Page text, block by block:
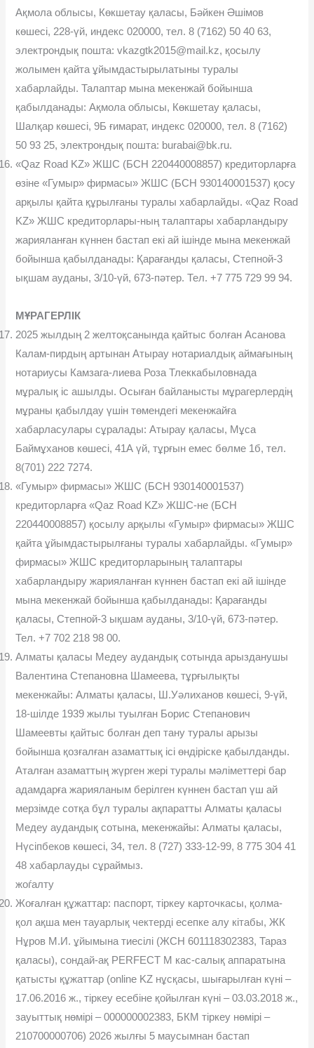
Ақмола облысы, Көкшетау қаласы, Бəйкен Əшімов
көшесі, 228-үй, индекс 020000, тел. 8 (7162) 50 40 63,
электрондық пошта: vkazgtk2015@mail.kz, қосылу
жолымен қайта ұйымдастырылатыны туралы
хабарлайды. Талаптар мына мекенжай бойынша
қабылданады: Ақмола облысы, Көкшетау қаласы,
Шалқар көшесі, 9Б ғимарат, индекс 020000, тел. 8 (7162)
50 93 25, электрондық пошта: burabai@bk.ru.
«Qaz Road KZ» ЖШС (БСН 220440008857) кредиторларға
өзіне «Гумыр» фирмасы» ЖШС (БСН 930140001537) қосу
арқылы қайта құрылғаны туралы хабарлайды. «Qaz Road
KZ» ЖШС кредиторлары-ның талаптары хабарландыру
жарияланған күннен бастап екі ай ішінде мына мекенжай
бойынша қабылданады: Қарағанды қаласы, Степной-3
ықшам ауданы, 3/10-үй, 673-пəтер. Тел. +7 775 729 99 94.
МҰРАГЕРЛIК
2025 жылдың 2 желтоқсанында қайтыс болған Асанова
Калам-пирдың артынан Атырау нотариалдық аймағының
нотариусы Камзага-лиева Роза Тлеккабыловнада
мұралық іс ашылды. Осыған байланысты мұрагерлердің
мұраны қабылдау үшін төмендегі мекенжайға
хабарласулары сұралады: Атырау қаласы, Мұса
Баймұханов көшесі, 41А үй, тұрғын емес бөлме 1б, тел.
8(701) 222 7274.
«Гумыр» фирмасы» ЖШС (БСН 930140001537)
кредиторларға «Qaz Road KZ» ЖШС-не (БСН
220440008857) қосылу арқылы «Гумыр» фирмасы» ЖШС
қайта ұйымдастырылғаны туралы хабарлайды. «Гумыр»
фирмасы» ЖШС кредиторларының талаптары
хабарландыру жарияланған күннен бастап екі ай ішінде
мына мекенжай бойынша қабылданады: Қарағанды
қаласы, Степной-3 ықшам ауданы, 3/10-үй, 673-пəтер.
Тел. +7 702 218 98 00.
Алматы қаласы Медеу аудандық сотында арызданушы
Валентина Степановна Шамеева, тұрғылықты
мекенжайы: Алматы қаласы, Ш.Уəлиханов көшесі, 9-үй,
18-шілде 1939 жылы туылған Борис Степанович
Шамеевты қайтыс болған деп тану туралы арызы
бойынша қозғалған азаматтық ісі өндіріске қабылданды.
Аталған азаматтың жүрген жері туралы мəліметтері бар
адамдарға жарияланым берілген күннен бастап үш ай
мерзімде сотқа бұл туралы ақпаратты Алматы қаласы
Медеу аудандық сотына, мекенжайы: Алматы қаласы,
Нүсіпбеков көшесі, 34, тел. 8 (727) 333-12-99, 8 775 304 41
48 хабарлауды сұраймыз.
жоѓалту
Жоғалған құжаттар: паспорт, тіркеу карточкасы, қолма-
қол ақша мен тауарлық чектерді есепке алу кітабы, ЖК
Нұров М.И. ұйымына тиесілі (ЖСН 601118302383, Тараз
қаласы), сондай-ақ PERFECT M кас-салық аппаратына
қатысты құжаттар (online KZ нұсқасы, шығарылған күні –
17.06.2016 ж., тіркеу есебіне қойылған күні – 03.03.2018 ж.,
зауыттық нөмірі – 000000002383, БКМ тіркеу нөмірі –
210700000706) 2026 жылғы 5 маусымнан бастап